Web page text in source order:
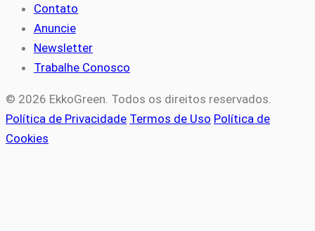
Contato
Anuncie
Newsletter
Trabalhe Conosco
© 2026 EkkoGreen. Todos os direitos reservados.
Política de Privacidade Termos de Uso Política de
Cookies